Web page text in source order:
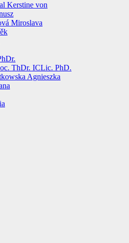
Kerstine von
Miroslava
ThDr. ICLic. PhD.
Agnieszka